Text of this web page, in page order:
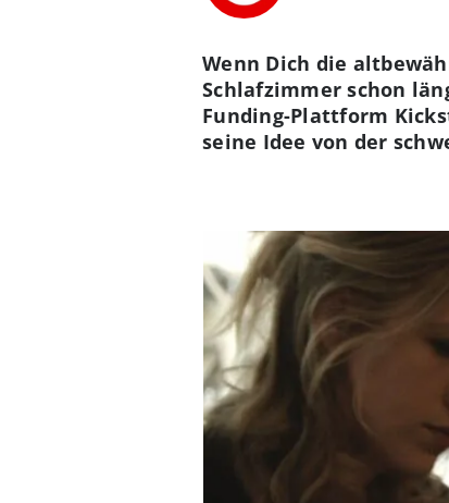
Wenn Dich die
Schlafzimmer schon
Funding-Plattform
seine Idee von der